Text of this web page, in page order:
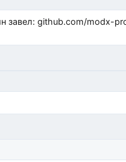
modx-